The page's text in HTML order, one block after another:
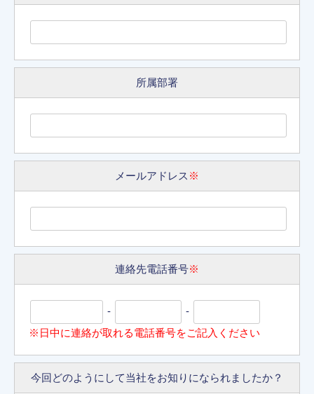
所属部署
メールアドレス ※
連絡先電話番号※
-
-
※日中に連絡が取れる電話番号をご記入ください
今回どのようにして当社をお知りになられましたか？